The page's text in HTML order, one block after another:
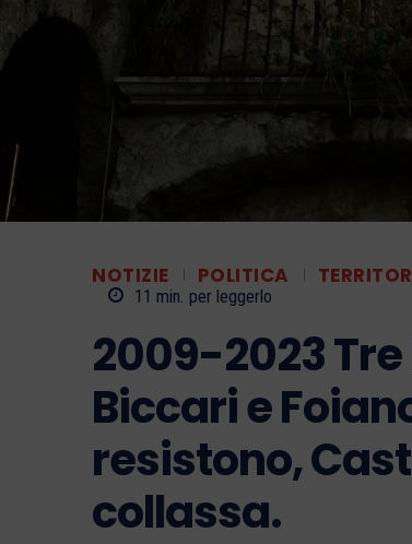
NOTIZIE POLITICA
11 min. per leggerlo
2009-2023
Biccari e
resistono,
collassa.